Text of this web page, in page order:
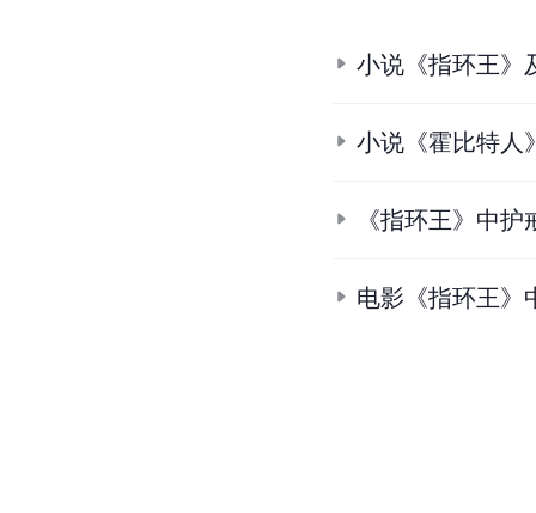
小说《指环王》
小说《霍比特人
《指环王》中
电影《指环王》